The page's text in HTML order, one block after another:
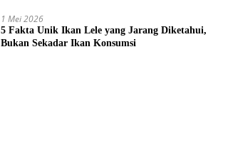
1 Mei 2026
5 Fakta Unik Ikan Lele yang Jarang Diketahui,
Bukan Sekadar Ikan Konsumsi